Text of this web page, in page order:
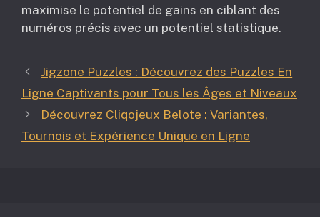
maximise le potentiel de gains en ciblant des
numéros précis avec un potentiel statistique.
Jigzone Puzzles : Découvrez des Puzzles En
Ligne Captivants pour Tous les Âges et Niveaux
Découvrez Cliqojeux Belote : Variantes,
Tournois et Expérience Unique en Ligne